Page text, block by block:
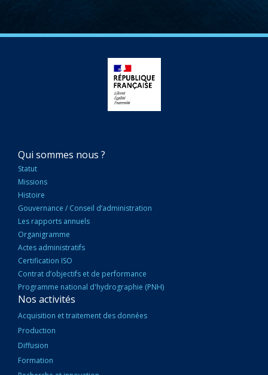
NAVIGATION
PRINCIPALE
Qui sommes nous ?
Statut
Missions
Histoire
Gouvernance / Conseil d’administration
Les rapports annuels
Organigramme
Actes administratifs
Certification ISO
Contrat d’objectifs et de performance
Programme national d'hydrographie (PNH)
Nos activités
Acquisition et traitement des données
Production
Diffusion
Formation